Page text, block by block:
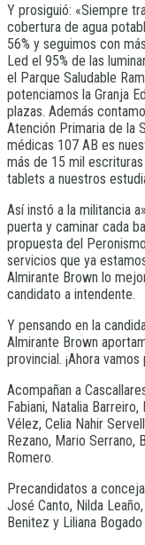
Y prosiguió: «Siempre
cobertura de agua
56% y seguimos con
Led el 95% de las
el Parque Saludable
potenciamos la Granja
plazas. Además
Atención Primaria de la
médicas 107 AB es
más de 15 mil
tablets a nuestros
Así instó a la militancia
puerta y caminar cada
propuesta del
servicios que ya
Almirante Brown lo
candidato a intendente.
Y pensando en la
Almirante Brown
provincial. ¡Ahora vamos
Acompañan a
Fabiani, Natalia
Vélez, Celia Nahir
Rezano, Mario Serrano,
Romero.
Precandidatos a
José Canto, Nilda
Benitez y Liliana Bogado